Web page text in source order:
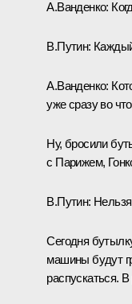
А.Ванденко:
В.Путин:
А.Ванденко:
уже сразу во
Ну, бросили
с Парижем,
В.Путин:
Сегодня
машины будут
распускаться.